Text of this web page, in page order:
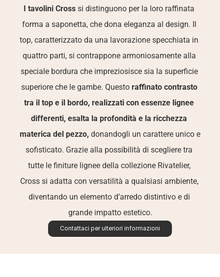
I tavolini Cross si distinguono per la loro raffinata
forma a saponetta, che dona eleganza al design. Il
top, caratterizzato da una lavorazione specchiata in
quattro parti, si contrappone armoniosamente alla
speciale bordura che impreziosisce sia la superficie
superiore che le gambe. Questo raffinato contrasto
tra il top e il bordo, realizzati con essenze lignee
differenti, esalta la profondità e la ricchezza
materica del pezzo, donandogli un carattere unico e
sofisticato. Grazie alla possibilità di scegliere tra
tutte le finiture lignee della collezione Rivatelier,
Cross si adatta con versatilità a qualsiasi ambiente,
diventando un elemento d’arredo distintivo e di
grande impatto estetico.
Contattaci per ulteriori informazioni